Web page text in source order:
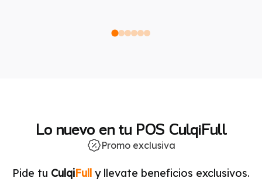
Lo nuevo en tu POS CulqiFull
Promo exclusiva
Pide tu CulqiFull y llevate beneficios exclusivos.